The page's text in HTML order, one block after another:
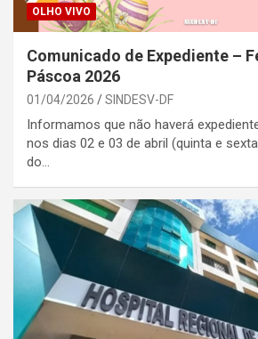
OLHO VIVO
Comunicado de Expediente –
Páscoa 2026
01/04/2026 SINDESV-DF
Informamos que não haverá
nos dias 02 e 03 de abril (quinta e
do…